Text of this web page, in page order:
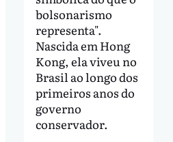
bolsonarismo
representa".
Nascida em Hong
Kong, ela viveu no
Brasil ao longo dos
primeiros anos do
governo
conservador.